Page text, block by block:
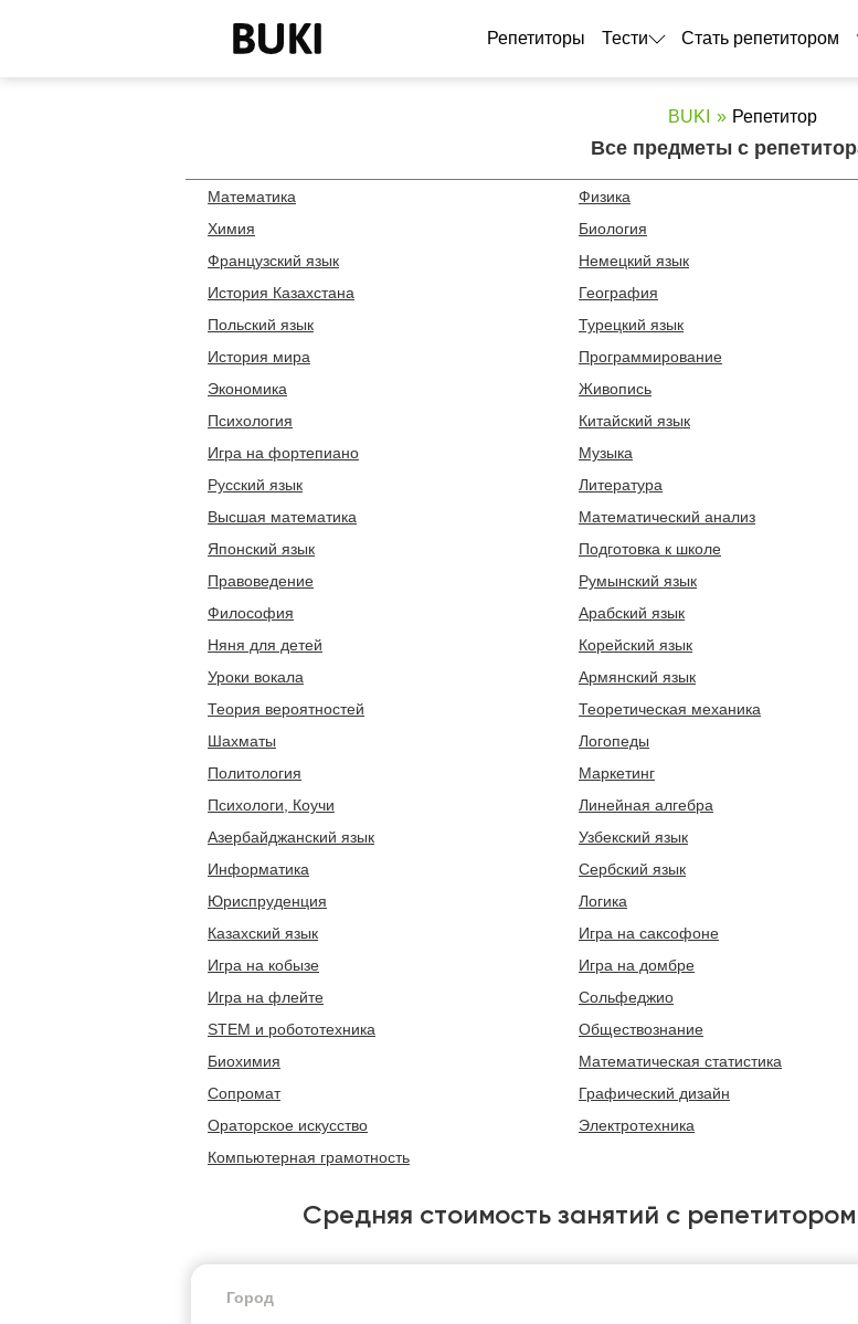
Репетиторы Тести Стать репетитором
BUKI Репетитор
Все предметы с
Математика Физика
Химия
Биология
Французский язык
Немецкий язык
История Казахстана
География
Польский язык
Турецкий язык
История мира
Программирование
Экономика
Живопись
Психология
Китайский язык
Игра на фортепиано
Музыка
Русский язык
Литература
Высшая математика
Математический анализ
Японский язык
Подготовка к школе
Правоведение
Румынский язык
Философия
Арабский язык
Няня для детей
Корейский язык
Уроки вокала
Армянский язык
Теория вероятностей
Теоретическая механика
Шахматы
Логопеды
Политология
Маркетинг
Психологи, Коучи
Линейная алгебра
Азербайджанский язык
Узбекский язык
Информатика
Сербский язык
Юриспруденция
Логика
Казахский язык
Игра на саксофоне
Игра на кобызе
Игра на домбре
Игра на флейте
Сольфеджио
STEM и робототехника
Обществознание
Биохимия
Математическая статистика
Сопромат
Графический дизайн
Ораторское искусство
Электротехника
Компьютерная грамотность
Средняя стоимость занятий с
Город